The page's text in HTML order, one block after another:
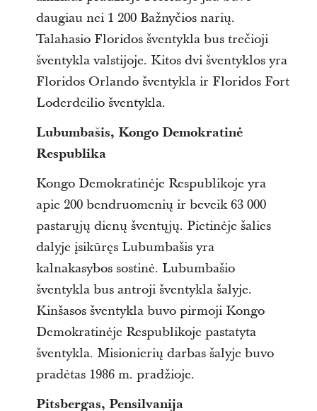
daugiau nei 1 200 Bažnyčios narių.
Talahasio Floridos šventykla bus trečioji
šventykla valstijoje. Kitos dvi šventyklos yra
Floridos Orlando šventykla ir Floridos Fort
Loderdeilio šventykla.
Lubumbašis, Kongo Demokratinė
Respublika
Kongo Demokratinėje Respublikoje yra
apie 200 bendruomenių ir beveik 63 000
pastarųjų dienų šventųjų. Pietinėje šalies
dalyje įsikūręs Lubumbašis yra
kalnakasybos sostinė. Lubumbašio
šventykla bus antroji šventykla šalyje.
Kinšasos šventykla buvo pirmoji Kongo
Demokratinėje Respublikoje pastatyta
šventykla. Misionierių darbas šalyje buvo
pradėtas 1986 m. pradžioje.
Pitsbergas, Pensilvanija